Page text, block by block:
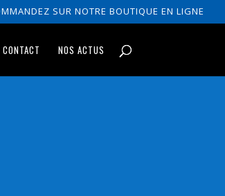
SUR NOTRE BOUTIQUE EN LIGNE
CONTACT NOS ACTUS